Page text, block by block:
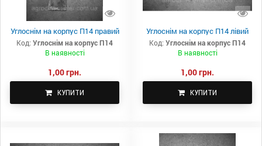
Углоснім на корпус П14 правий
Код: Углоснім на корпус П14
В наявності
1,00 грн.
КУПИТИ
Углоснім на корпус П14 лівий
Код: Углоснім на корпус П14
В наявності
1,00 грн.
КУПИТИ